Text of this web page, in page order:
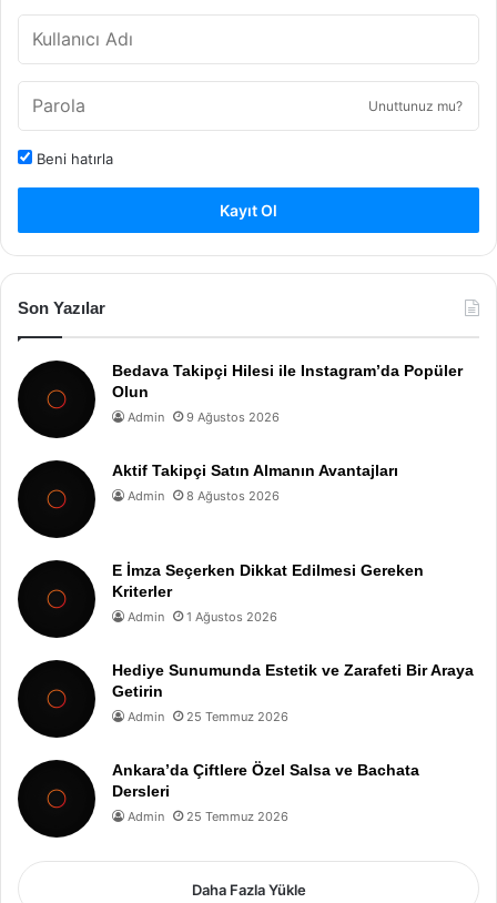
Unuttunuz mu?
Beni hatırla
Kayıt Ol
Son Yazılar
Bedava Takipçi Hilesi ile Instagram’da Popüler
Olun
Admin 9 Ağustos 2026
Aktif Takipçi Satın Almanın Avantajları
Admin 8 Ağustos 2026
E İmza Seçerken Dikkat Edilmesi Gereken
Kriterler
Admin 1 Ağustos 2026
Hediye Sunumunda Estetik ve Zarafeti Bir Araya
Getirin
Admin 25 Temmuz 2026
Ankara’da Çiftlere Özel Salsa ve Bachata
Dersleri
Admin 25 Temmuz 2026
Daha Fazla Yükle